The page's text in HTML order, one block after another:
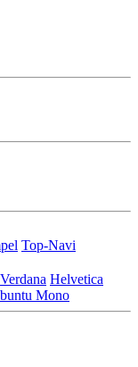
Top-Navi
Verdana Helvetica
Mono